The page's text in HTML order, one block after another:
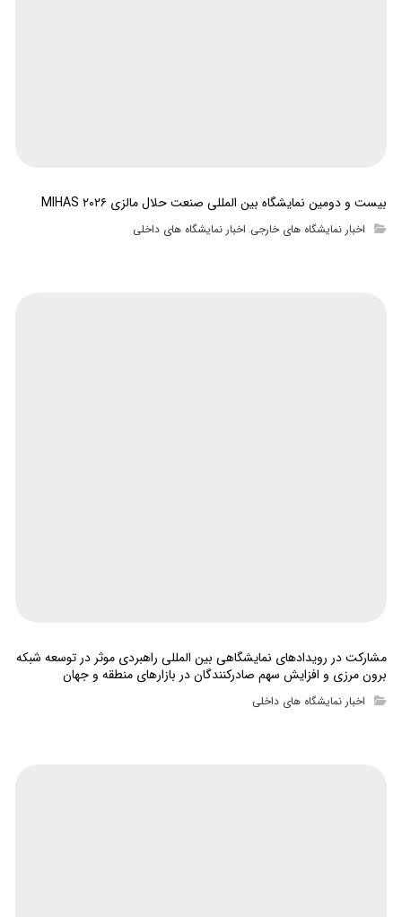
بیست و دومین نمایشگاه بین المللی صنعت حلال مالزی MIHAS ۲۰۲۶
اخبار نمایشگاه های خارجی, اخبار نمایشگاه های داخلی
مشارکت در رویدادهای نمایشگاهی بین المللی راهبردی موثر در توسعه شبکه
برون مرزی و افزایش سهم صادرکنندگان در بازارهای منطقه و جهان
اخبار نمایشگاه های داخلی